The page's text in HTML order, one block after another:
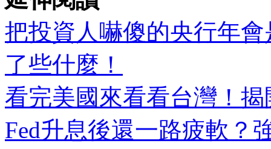
把投資人嚇傻的央行年
了些什麼！
看完美國來看看台灣！
Fed升息後還一路疲軟？